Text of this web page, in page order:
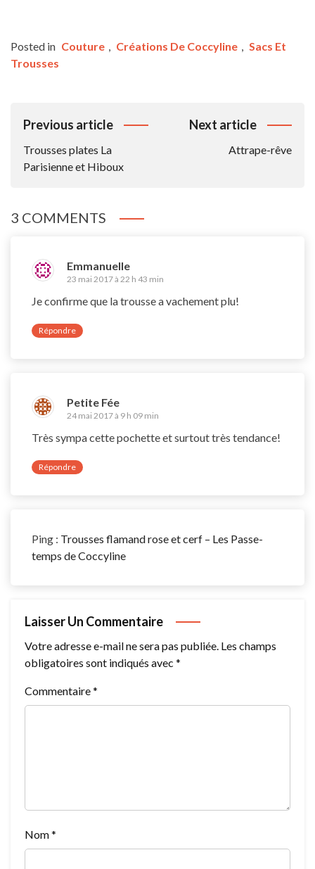
Posted in Couture Créations De Coccyline
Sacs Et
Trousses
Navigation
L’article
Previous article
Trousses plates La
Parisienne et Hiboux
Next article
Attrape-rêve
3 COMMENTS
Emmanuelle
23 mai 2017 à 22 h 43 min
Je confirme que la trousse a vachement plu!
Répondre
Petite Fée
24 mai 2017 à 9 h 09 min
Très sympa cette pochette et surtout très tendance!
Répondre
Ping : Trousses flamand rose et cerf – Les Passe-
temps de Coccyline
Laisser Un Commentaire
Votre adresse e-mail ne sera pas publiée. Les champs
obligatoires sont indiqués avec *
Commentaire*
Nom*